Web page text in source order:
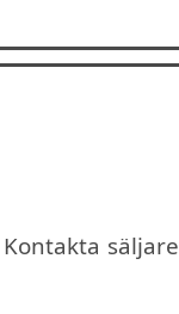
Kontakta säljare